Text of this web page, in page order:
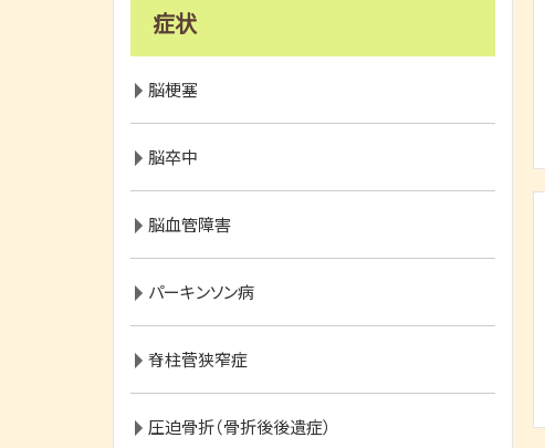
症状
脳梗塞
脳卒中
脳血管障害
パーキンソン病
脊柱菅狭窄症
圧迫骨折（骨折後後遺症）